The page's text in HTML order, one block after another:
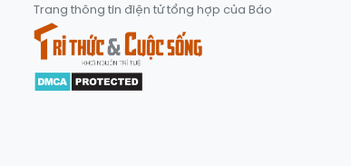
Trang thông tin điện tử tổng hợp của Báo